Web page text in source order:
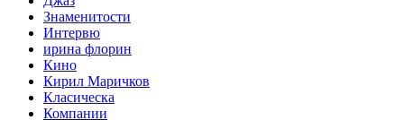
Знаменитости
Интервю
ирина флорин
Кино
Кирил Маричков
Класическа
Компании